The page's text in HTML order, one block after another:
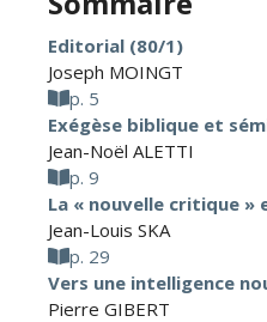
Editorial (80/1)
Joseph MOINGT
p. 5
Exégèse biblique et
Jean-Noël ALETTI
p. 9
La « nouvelle critique »
Jean-Louis SKA
p. 29
Vers une intelligence
Pierre GIBERT